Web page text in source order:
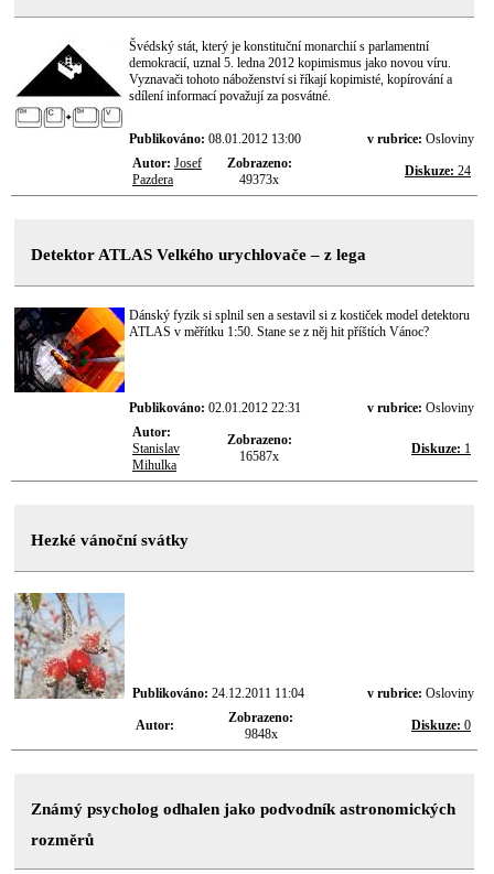
Švédský stát, který je konstituční monarchií s parlamentní
demokracií, uznal 5. ledna 2012 kopimismus jako novou víru.
Vyznavači tohoto náboženství si říkají kopimisté, kopírování a
sdílení informací považují za posvátné.
Publikováno: 08.01.2012 13:00 v rubrice: Osloviny
Autor: Josef
Pazdera
Zobrazeno:
49373x
Diskuze: 24
Detektor ATLAS Velkého urychlovače – z lega
Dánský fyzik si splnil sen a sestavil si z kostiček model detektoru
ATLAS v měřítku 1:50. Stane se z něj hit příštích Vánoc?
Publikováno: 02.01.2012 22:31 v rubrice: Osloviny
Autor:
Stanislav
Mihulka
Zobrazeno:
16587x
Diskuze: 1
Hezké vánoční svátky
Publikováno: 24.12.2011 11:04 v rubrice: Osloviny
Autor:
Zobrazeno:
9848x
Diskuze: 0
Známý psycholog odhalen jako podvodník astronomických
rozměrů